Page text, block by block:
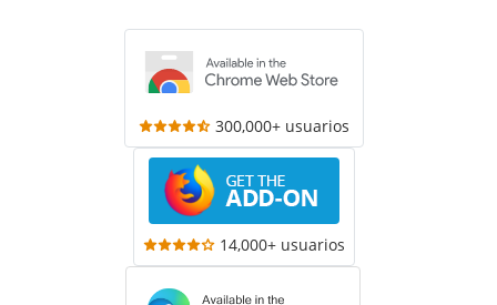
300,000+ usuarios
14,000+ usuarios